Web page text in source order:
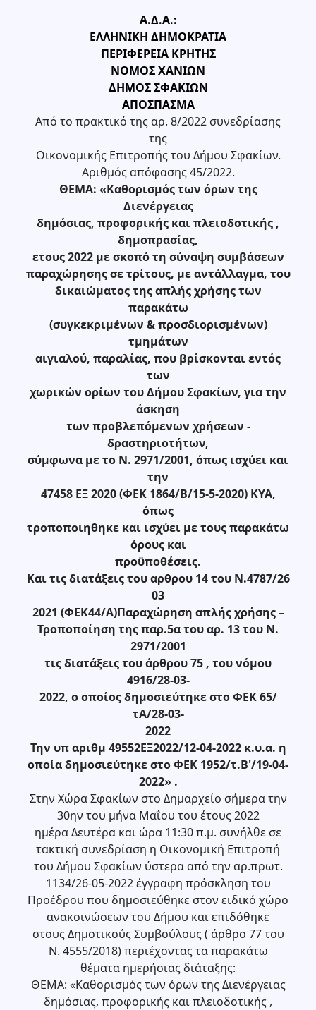
Α.Δ.Α.:
ΕΛΛΗΝΙΚΗ ΔΗΜΟΚΡΑΤΙΑ
ΠΕΡΙΦΕΡΕΙΑ ΚΡΗΤΗΣ
ΝΟΜΟΣ ΧΑΝΙΩΝ
ΔΗΜΟΣ ΣΦΑΚΙΩΝ
ΑΠΟΣΠΑΣΜΑ
Από το πρακτικό της αρ. 8/2022 συνεδρίασης
της
Οικονομικής Επιτροπής του Δήμου Σφακίων.
Αριθμός απόφασης 45/2022.
ΘΕΜΑ: «Καθορισμός των όρων της
Διενέργειας
δημόσιας, προφορικής και πλειοδοτικής ,
δημοπρασίας,
ετους 2022 με σκοπό τη σύναψη συμβάσεων
παραχώρησης σε τρίτους, με αντάλλαγμα, του
δικαιώματος της απλής χρήσης των
παρακάτω
(συγκεκριμένων & προσδιορισμένων)
τμημάτων
αιγιαλού, παραλίας, που βρίσκονται εντός
των
χωρικών ορίων του Δήμου Σφακίων, για την
άσκηση
των προβλεπόμενων χρήσεων -
δραστηριοτήτων,
σύμφωνα με το Ν. 2971/2001, όπως ισχύει και
την
47458 ΕΞ 2020 (ΦΕΚ 1864/Β/15-5-2020) ΚΥΑ,
όπως
τροποποιηθηκε και ισχύει με τους παρακάτω
όρους και
προϋποθέσεις.
Και τις διατάξεις του αρθρου 14 του Ν.4787/26
03
2021 (ΦΕΚ44/Α)Παραχώρηση απλής χρήσης –
Τροποποίηση της παρ.5α του αρ. 13 του Ν.
2971/2001
τις διατάξεις του άρθρου 75 , του νόμου
4916/28-03-
2022, ο οποίος δημοσιεύτηκε στο ΦΕΚ 65/
τΑ/28-03-
2022
Την υπ αριθμ 49552ΕΞ2022/12-04-2022 κ.υ.α. η
οποία δημοσιεύτηκε στο ΦΕΚ 1952/τ.Β'/19-04-
2022» .
Στην Χώρα Σφακίων στο Δημαρχείο σήμερα την
30ην του μήνα Μαΐου του έτους 2022
ημέρα Δευτέρα και ώρα 11:30 π.μ. συνήλθε σε
τακτική συνεδρίαση η Οικονομική Επιτροπή
του Δήμου Σφακίων ύστερα από την αρ.πρωτ.
1134/26-05-2022 έγγραφη πρόσκληση του
Προέδρου που δημοσιεύθηκε στον ειδικό χώρο
ανακοινώσεων του Δήμου και επιδόθηκε
στους Δημοτικούς Συμβούλους ( άρθρο 77 του
Ν. 4555/2018) περιέχοντας τα παρακάτω
θέματα ημερήσιας διάταξης:
ΘΕΜΑ: «Καθορισμός των όρων της Διενέργειας
δημόσιας, προφορικής και πλειοδοτικής ,